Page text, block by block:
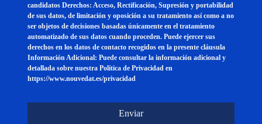
candidatos Derechos: Acceso, Rectificación, Supresión y portabilidad
de sus datos, de limitación y oposición a su tratamiento así como a no
ser objetos de decisiones basadas únicamente en el tratamiento
automatizado de sus datos cuando proceden. Puede ejercer sus
derechos en los datos de contacto recogidos en la presente cláusula
Información Adicional: Puede consultar la información adicional y
detallada sobre nuestra Política de Privacidad en
https://www.nouvedat.es/privacidad
Enviar